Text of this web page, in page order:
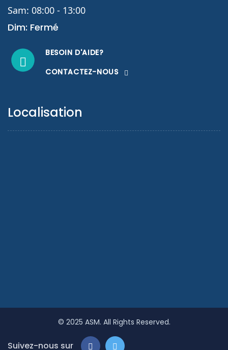
Sam: 08:00 - 13:00
Dim: Fermé
BESOIN D'AIDE?
CONTACTEZ-NOUS
Localisation
© 2025 ASM. All Rights Reserved.
Suivez-nous sur